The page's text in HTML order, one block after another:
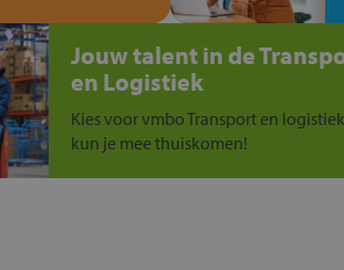
Jouw talent in de
en Logistiek
Kies voor vmbo Transport en
kun je mee thuiskomen!